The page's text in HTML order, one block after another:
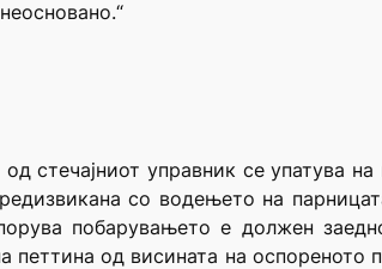
стечајниот управник се упатува на
со водењето на
побарувањето е должен
петтина од висината на оспореното